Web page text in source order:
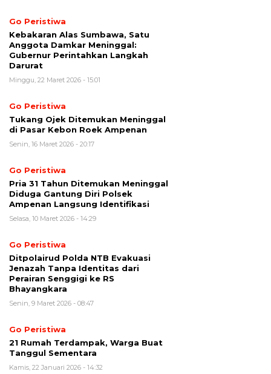
Go Peristiwa
Kebakaran Alas Sumbawa, Satu
Anggota Damkar Meninggal:
Gubernur Perintahkan Langkah
Darurat
Minggu, 22 Maret 2026 - 15:01
Go Peristiwa
Tukang Ojek Ditemukan Meninggal
di Pasar Kebon Roek Ampenan
Senin, 16 Maret 2026 - 20:17
Go Peristiwa
Pria 31 Tahun Ditemukan Meninggal
Diduga Gantung Diri Polsek
Ampenan Langsung Identifikasi
Selasa, 10 Maret 2026 - 14:29
Go Peristiwa
Ditpolairud Polda NTB Evakuasi
Jenazah Tanpa Identitas dari
Perairan Senggigi ke RS
Bhayangkara
Senin, 9 Maret 2026 - 08:47
Go Peristiwa
21 Rumah Terdampak, Warga Buat
Tanggul Sementara
Kamis, 22 Januari 2026 - 14:32